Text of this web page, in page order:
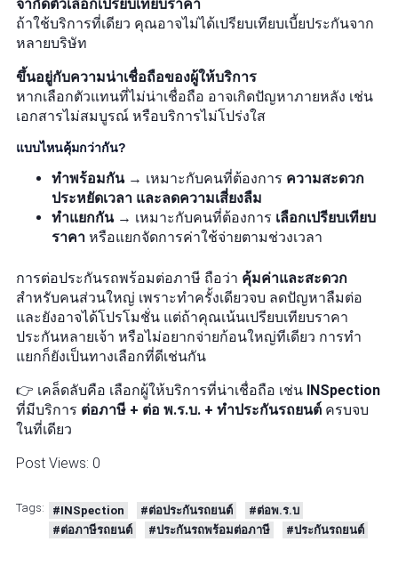
จำกัดตัวเลือกเปรียบเทียบราคา
ถ้าใช้บริการที่เดียว คุณอาจไม่ได้เปรียบเทียบเบี้ยประกันจาก
หลายบริษัท
ขึ้นอยู่กับความน่าเชื่อถือของผู้ให้บริการ
หากเลือกตัวแทนที่ไม่น่าเชื่อถือ อาจเกิดปัญหาภายหลัง เช่น
เอกสารไม่สมบูรณ์ หรือบริการไม่โปร่งใส
แบบไหนคุ้มกว่ากัน?
ทำพร้อมกัน→ เหมาะกับคนที่ต้องการ ความสะดวก
ประหยัดเวลา และลดความเสี่ยงลืม
ทำแยกกัน→ เหมาะกับคนที่ต้องการ เลือกเปรียบเทียบ
ราคา หรือแยกจัดการค่าใช้จ่ายตามช่วงเวลา
การต่อประกันรถพร้อมต่อภาษี ถือว่า คุ้มค่าและสะดวก
สำหรับคนส่วนใหญ่ เพราะทำครั้งเดียวจบ ลดปัญหาลืมต่อ
และยังอาจได้โปรโมชั่น แต่ถ้าคุณเน้นเปรียบเทียบราคา
ประกันหลายเจ้า หรือไม่อยากจ่ายก้อนใหญ่ทีเดียว การทำ
แยกก็ยังเป็นทางเลือกที่ดีเช่นกัน
👉 เคล็ดลับคือ เลือกผู้ให้บริการที่น่าเชื่อถือ เช่น INSpection
ที่มีบริการ ต่อภาษี + ต่อ พ.ร.บ. + ทำประกันรถยนต์ ครบจบ
ในที่เดียว
Post Views: 0
Tags: #INSpection #ต่อประกันรถยนต์
#ต่อพ.ร.บ
#ต่อภาษีรถยนต์
#ประกันรถพร้อมต่อภาษี #ประกันรถยนต์